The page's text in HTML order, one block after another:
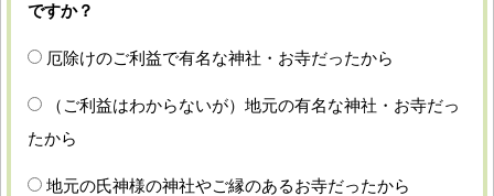
ですか？
厄除けのご利益で有名な神社・お寺だったから
（ご利益はわからないが）地元の有名な神社・お寺だっ
たから
地元の氏神様の神社やご縁のあるお寺だったから